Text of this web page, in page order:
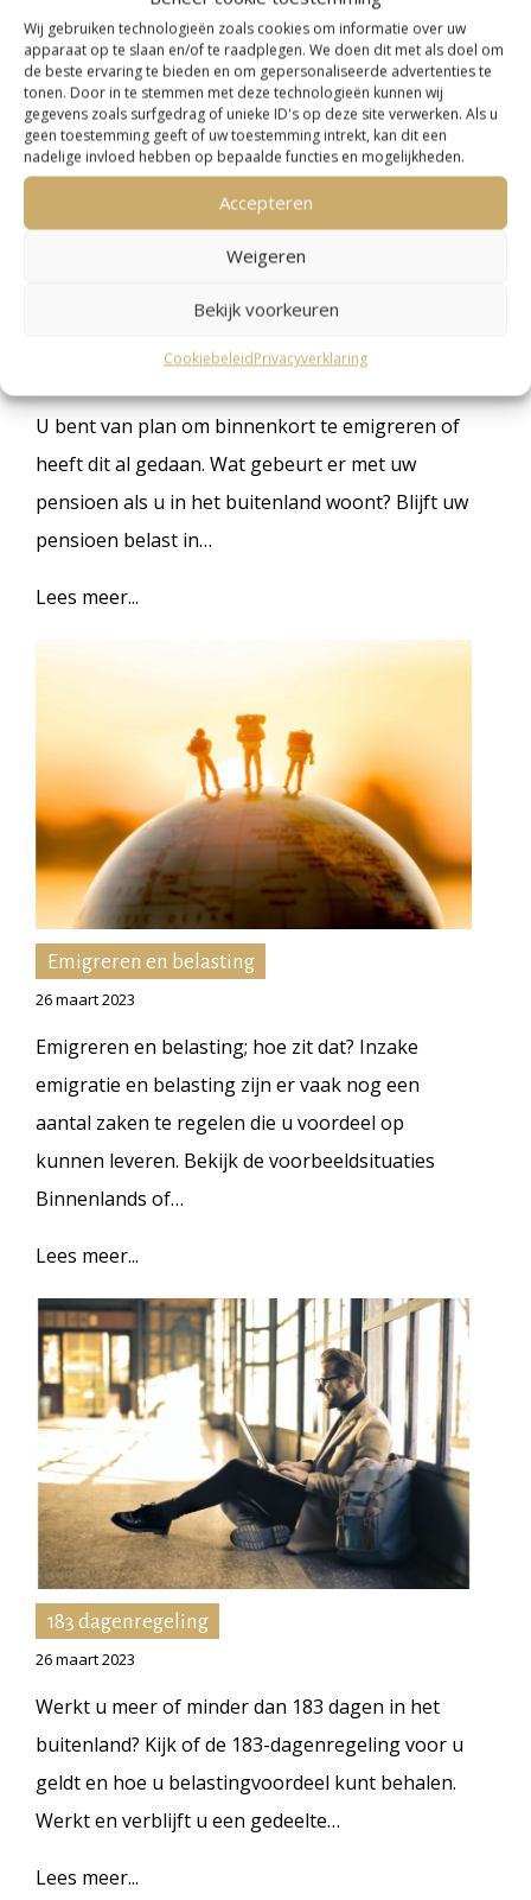
Wij gebruiken technologieën zoals cookies om informatie over uw
apparaat op te slaan en/of te raadplegen. We doen dit met als doel om
de beste ervaring te bieden en om gepersonaliseerde advertenties te
tonen. Door in te stemmen met deze technologieën kunnen wij
gegevens zoals surfgedrag of unieke ID's op deze site verwerken. Als u
geen toestemming geeft of uw toestemming intrekt, kan dit een
nadelige invloed hebben op bepaalde functies en mogelijkheden.
Accepteren
Weigeren
Bekijk voorkeuren
CookiebeleidPrivacyverklaring
Pensioen in het buitenland – Nederlands
U bent van plan om binnenkort te emigreren of
heeft dit al gedaan. Wat gebeurt er met uw
pensioen als u in het buitenland woont? Blijft uw
pensioen belast in…
Lees meer...
Emigreren en belasting
26 maart 2023
Emigreren en belasting; hoe zit dat? Inzake
emigratie en belasting zijn er vaak nog een
aantal zaken te regelen die u voordeel op
kunnen leveren. Bekijk de voorbeeldsituaties
Binnenlands of…
Lees meer...
183 dagenregeling
26 maart 2023
Werkt u meer of minder dan 183 dagen in het
buitenland? Kijk of de 183-dagenregeling voor u
geldt en hoe u belastingvoordeel kunt behalen.
Werkt en verblijft u een gedeelte…
Lees meer...